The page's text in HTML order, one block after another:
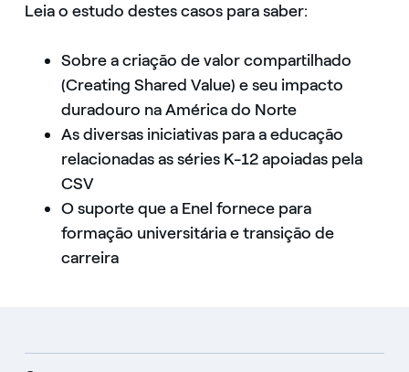
Leia o estudo destes casos para saber:
Sobre a criação de valor compartilhado
(Creating Shared Value) e seu impacto
duradouro na América do Norte
As diversas iniciativas para a educação
relacionadas as séries K-12 apoiadas pela
CSV
O suporte que a Enel fornece para
formação universitária e transição de
carreira